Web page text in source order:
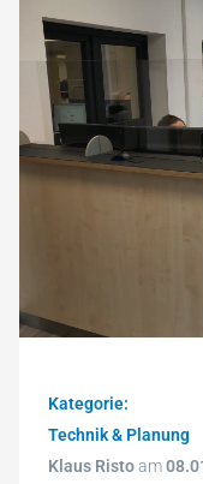
Kategorie:
Technik & Planung
Klaus Ristoam